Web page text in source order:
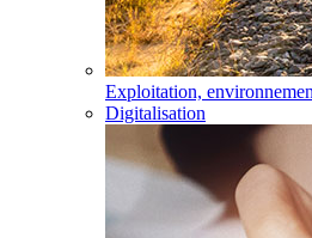
Exploitation,
Digitalisation